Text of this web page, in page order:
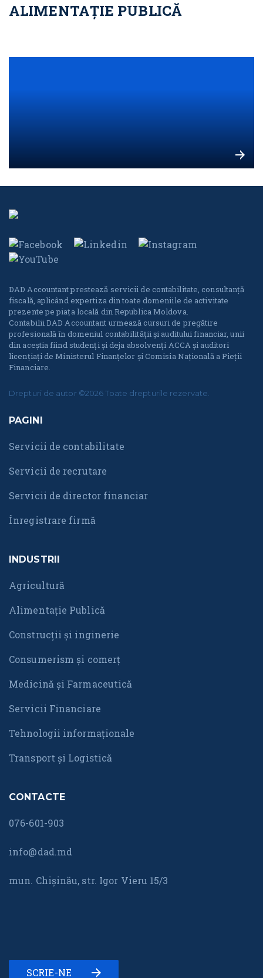
ALIMENTAȚIE PUBLICĂ
DAD Accountant prestează servicii de contabilitate, consultanță
fiscală, aplicând expertiza din toate domeniile de activitate
prezente pe piața locală din Republica Moldova.
Contabilii DAD Accountant urmează cursuri de pregătire
profesională în domeniul contabilității și auditului financiar, unii
din aceștia fiind studenți și deja absolvenți ACCA și auditori
licențiați de Ministerul Finanțelor și Comisia Națională a Pieții
Financiare.
Drepturi de autor ©2026 Toate drepturile rezervate.
PAGINI
Servicii de contabilitate
Servicii de recrutare
Servicii de director financiar
Înregistrare firmă
INDUSTRII
Agricultură
Alimentație Publică
Construcții și inginerie
Consumerism și comerț
Medicină și Farmaceutică
Servicii Financiare
Tehnologii informaționale
Transport și Logistică
CONTACTE
076-601-903
info@dad.md
mun. Chișinău, str. Igor Vieru 15/3
SCRIE-NE